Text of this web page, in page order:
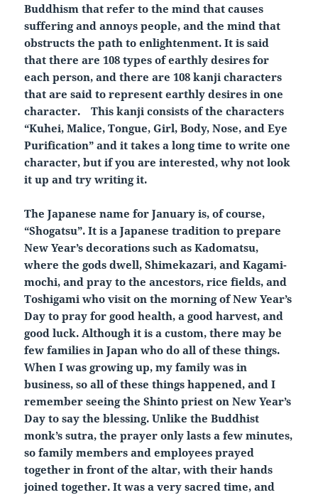
Buddhism that refer to the mind that causes
suffering and annoys people, and the mind that
obstructs the path to enlightenment. It is said
that there are 108 types of earthly desires for
each person, and there are 108 kanji characters
that are said to represent earthly desires in one
character. This kanji consists of the characters
“Kuhei, Malice, Tongue, Girl, Body, Nose, and Eye
Purification” and it takes a long time to write one
character, but if you are interested, why not look
it up and try writing it.
The Japanese name for January is, of course,
“Shogatsu”. It is a Japanese tradition to prepare
New Year’s decorations such as Kadomatsu,
where the gods dwell, Shimekazari, and Kagami-
mochi, and pray to the ancestors, rice fields, and
Toshigami who visit on the morning of New Year’s
Day to pray for good health, a good harvest, and
good luck. Although it is a custom, there may be
few families in Japan who do all of these things.
When I was growing up, my family was in
business, so all of these things happened, and I
remember seeing the Shinto priest on New Year’s
Day to say the blessing. Unlike the Buddhist
monk’s sutra, the prayer only lasts a few minutes,
so family members and employees prayed
together in front of the altar, with their hands
joined together. It was a very sacred time, and